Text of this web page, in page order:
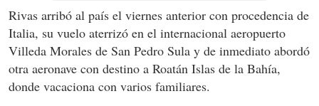
Rivas arribó al país el viernes anterior con procedencia de
Italia, su vuelo aterrizó en el internacional aeropuerto
Villeda Morales de San Pedro Sula y de inmediato abordó
otra aeronave con destino a Roatán Islas de la Bahía,
donde vacaciona con varios familiares.